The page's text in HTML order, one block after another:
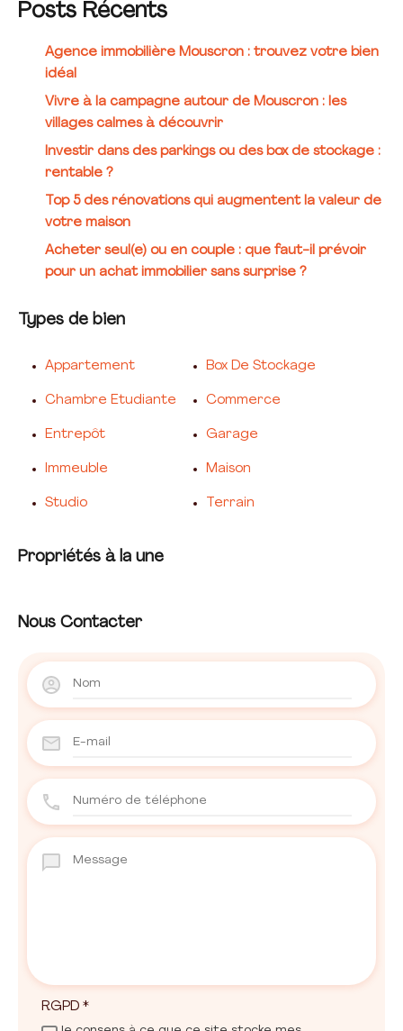
Posts Récents
Agence immobilière Mouscron : trouvez votre bien
idéal
Vivre à la campagne autour de Mouscron : les
villages calmes à découvrir
Investir dans des parkings ou des box de stockage :
rentable ?
Top 5 des rénovations qui augmentent la valeur de
votre maison
Acheter seul(e) ou en couple : que faut-il prévoir
pour un achat immobilier sans surprise ?
Types de bien
Appartement Box De Stockage
Chambre Etudiante Commerce
Entrepôt Garage
Immeuble Maison
Studio Terrain
Propriétés à la une
Nous Contacter
RGPD *